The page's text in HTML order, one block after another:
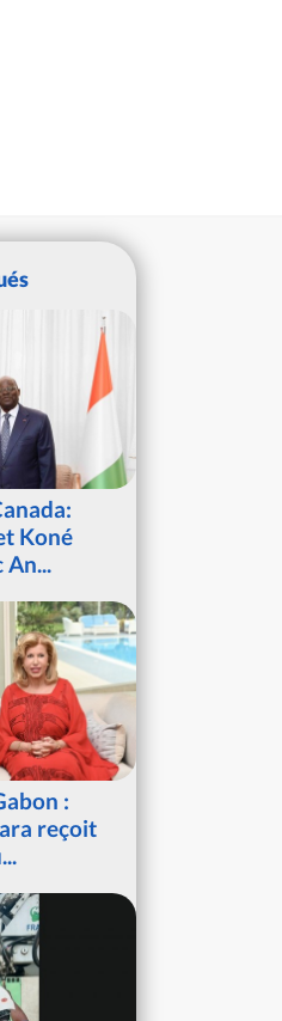
Koné
An...
:
reçoit